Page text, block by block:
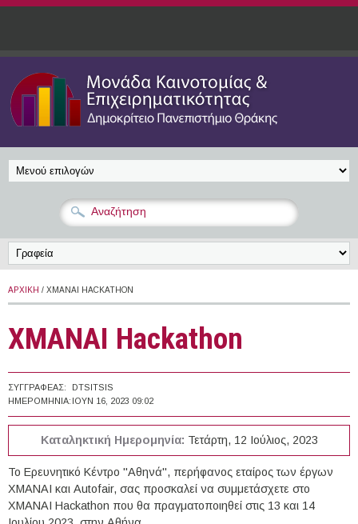
Παράκαμψη προς το κυρίως περιεχόμενο
ΑΡΧΙΚΉ / XMANAI HACKATHON
XMANAI Hackathon
ΣΥΓΓΡΑΦΈΑΣ:
DTSITSIS
ΗΜΕΡΟΜΗΝΊΑ: ΙΟΥΝ 16, 2023 09:02
Καταληκτική Ημερομηνία: Τετάρτη, 12 Ιούλιος, 2023
Το Ερευνητικό Κέντρο "Αθηνά", περήφανος εταίρος των έργων
XMANAI και Autofair, σας προσκαλεί να συμμετάσχετε στο
XMANAI Hackathon που θα πραγματοποιηθεί στις 13 και 14